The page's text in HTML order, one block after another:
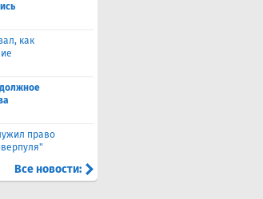
как
право
Все новости: